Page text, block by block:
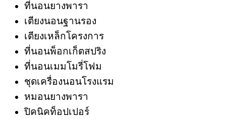
ที่นอนยางพารา
เตียงนอนฐานรอง
เตียงเหล็กโครงการ
ที่นอนพ็อกเก็ตสปริง
ที่นอนเมมโมรี่โฟม
ชุดเครื่องนอนโรงแรม
หมอนยางพารา
ปิคนิคท็อปเปอร์